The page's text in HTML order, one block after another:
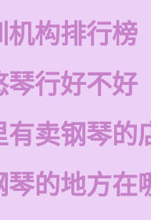
机构排行榜
琴行好不好
有卖钢琴的
琴的地方在